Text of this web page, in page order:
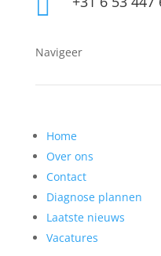

Navigeer
Home
Over ons
Contact
Diagnose plannen
Laatste nieuws
Vacatures